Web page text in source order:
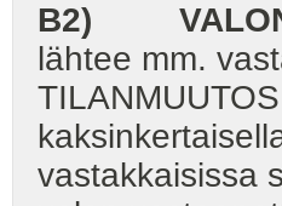
B2)
lähtee mm.
vastakkaisissa